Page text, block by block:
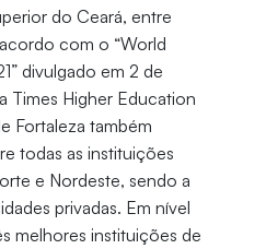
do Ceará, entre
com o “World
divulgado em 2 de
Times Higher Education
Fortaleza também
todas as instituições
e Nordeste, sendo a
privadas. Em nível
melhores instituições de